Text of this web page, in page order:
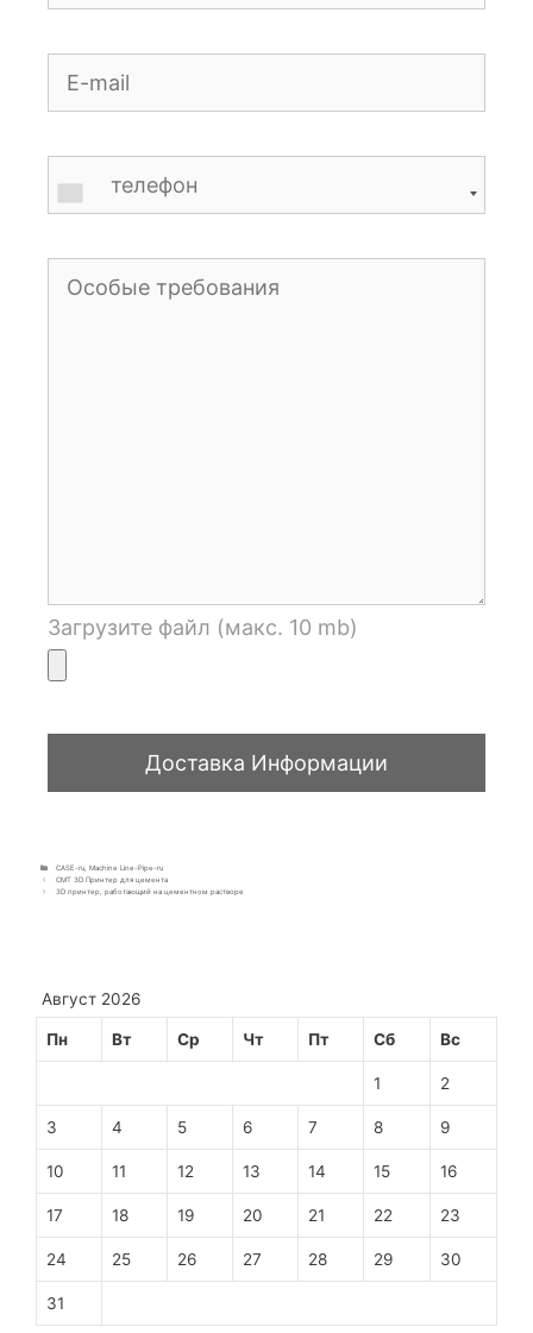
Загрузите файл (макс. 10 mb)
CASE-ru, Machine Line-Pipe-ru
CMT 3D Принтер для цемента
3D принтер, работающий на цементном растворе
Август 2026
Пн Вт Ср Чт Пт Сб Вс
1 2
3 4 5 6 7 8 9
10 11 12 13 14 15 16
17 18 19 20 21 22 23
24 25 26 27 28 29 30
31